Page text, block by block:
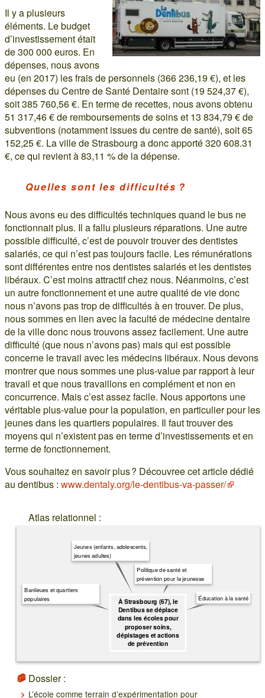
Il y a plusieurs
éléments. Le budget
d’investissement était
de 300 000 euros. En
dépenses, nous avons
eu (en 2017) les frais de personnels (366 236,19 €), et les
dépenses du Centre de Santé Dentaire sont (19 524,37 €),
soit 385 760,56 €. En terme de recettes, nous avons obtenu
51 317,46 € de remboursements de soins et 13 834,79 € de
subventions (notamment issues du centre de santé), soit 65
152,25 €. La ville de Strasbourg a donc apporté 320 608.31
€, ce qui revient à 83,11 % de la dépense.
Quelles sont les difficultés ?
Nous avons eu des difficultés techniques quand le bus ne
fonctionnait plus. Il a fallu plusieurs réparations. Une autre
possible difficulté, c’est de pouvoir trouver des dentistes
salariés, ce qui n’est pas toujours facile. Les rémunérations
sont différentes entre nos dentistes salariés et les dentistes
libéraux. C’est moins attractif chez nous. Néanmoins, c’est
un autre fonctionnement et une autre qualité de vie donc
nous n’avons pas trop de difficultés à en trouver. De plus,
nous sommes en lien avec la faculté de médecine dentaire
de la ville donc nous trouvons assez facilement. Une autre
difficulté (que nous n’avons pas) mais qui est possible
concerne le travail avec les médecins libéraux. Nous devons
montrer que nous sommes une plus-value par rapport à leur
travail et que nous travaillons en complément et non en
concurrence. Mais c’est assez facile. Nous apportons une
véritable plus-value pour la population, en particulier pour les
jeunes dans les quartiers populaires. Il faut trouver des
moyens qui n’existent pas en terme d’investissements et en
terme de fonctionnement.
Vous souhaitez en savoir plus ? Découvree cet article dédié
au dentibus : www.dentaly.org/le-dentibus-va-passer/
Atlas relationnel :
À Strasbourg (67), le
Dentibus se déplace
dans les écoles pour
proposer soins,
dépistages et actions
de prévention
Éducation à la santé
Politique de santé et
prévention pour la jeunesse
Jeunes (enfants, adolescents,
jeunes adultes)
Banlieues et quartiers
populaires
Dossier :
L’école comme terrain d’expérimentation pour